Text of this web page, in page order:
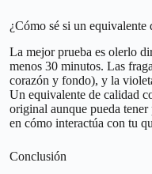
¿Cómo sé si un
La mejor prueba es olerlo
menos 30 minutos. Las
corazón y fondo), y la
Un equivalente de calidad
original aunque pueda
en cómo interactúa con tu
Conclusión